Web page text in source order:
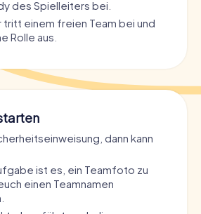
des Spielleiters bei.
tritt einem freien Team bei und
Rolle aus.
dann kann
ist es, ein Teamfoto zu
einen Teamnamen